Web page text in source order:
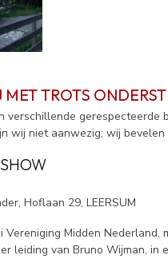
TROTS
verschillende gerespecteerde
wij niet aanwezig; wij
Hoflaan 29, LEERSUM
Midden
leiding van Bruno Wijman, in